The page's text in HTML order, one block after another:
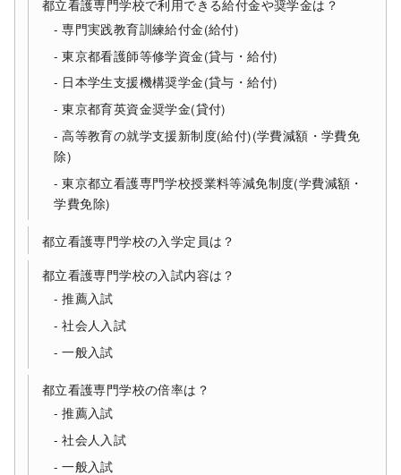
都立看護専門学校で利用できる給付金や奨学金は？
専門実践教育訓練給付金(給付)
東京都看護師等修学資金(貸与・給付)
日本学生支援機構奨学金(貸与・給付)
東京都育英資金奨学金(貸付)
高等教育の就学支援新制度(給付)(学費減額・学費免
除)
東京都立看護専門学校授業料等減免制度(学費減額・
学費免除)
都立看護専門学校の入学定員は？
都立看護専門学校の入試内容は？
推薦入試
社会人入試
一般入試
都立看護専門学校の倍率は？
推薦入試
社会人入試
一般入試